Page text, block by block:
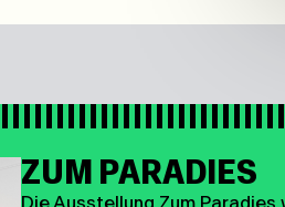
ZUM PARADIES
Die Ausstellung Zum